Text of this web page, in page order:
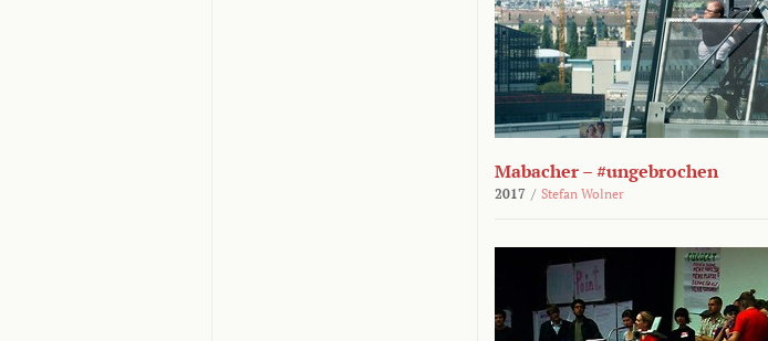
Mabacher – #ungebrochen
2017 / Stefan Wolner